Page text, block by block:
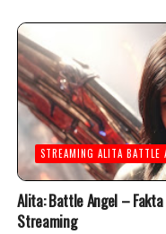
STREAMING ALITA BATTLE
Alita: Battle Angel –
Streaming